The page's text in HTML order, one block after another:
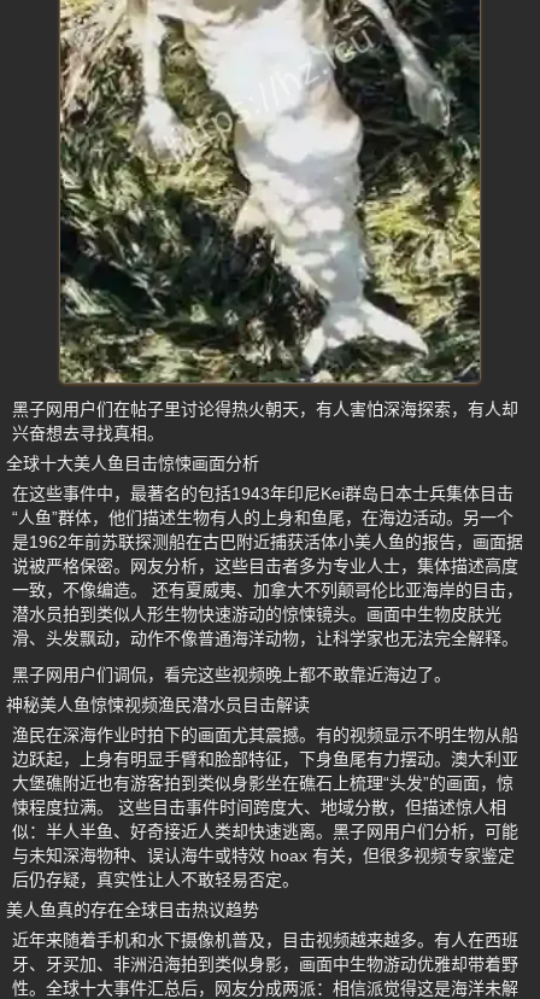
黑子网用户们在帖子里讨论得热火朝天，有人害怕深海探索，有人却
兴奋想去寻找真相。
全球十大美人鱼目击惊悚画面分析
在这些事件中，最著名的包括1943年印尼Kei群岛日本士兵集体目击
“人鱼”群体，他们描述生物有人的上身和鱼尾，在海边活动。另一个
是1962年前苏联探测船在古巴附近捕获活体小美人鱼的报告，画面据
说被严格保密。网友分析，这些目击者多为专业人士，集体描述高度
一致，不像编造。 还有夏威夷、加拿大不列颠哥伦比亚海岸的目击，
潜水员拍到类似人形生物快速游动的惊悚镜头。画面中生物皮肤光
滑、头发飘动，动作不像普通海洋动物，让科学家也无法完全解释。
黑子网用户们调侃，看完这些视频晚上都不敢靠近海边了。
神秘美人鱼惊悚视频渔民潜水员目击解读
渔民在深海作业时拍下的画面尤其震撼。有的视频显示不明生物从船
边跃起，上身有明显手臂和脸部特征，下身鱼尾有力摆动。澳大利亚
大堡礁附近也有游客拍到类似身影坐在礁石上梳理“头发”的画面，惊
悚程度拉满。 这些目击事件时间跨度大、地域分散，但描述惊人相
似：半人半鱼、好奇接近人类却快速逃离。黑子网用户们分析，可能
与未知深海物种、误认海牛或特效 hoax 有关，但很多视频专家鉴定
后仍存疑，真实性让人不敢轻易否定。
美人鱼真的存在全球目击热议趋势
近年来随着手机和水下摄像机普及，目击视频越来越多。有人在西班
牙、牙买加、非洲沿海拍到类似身影，画面中生物游动优雅却带着野
性。全球十大事件汇总后，网友分成两派：相信派觉得这是海洋未解